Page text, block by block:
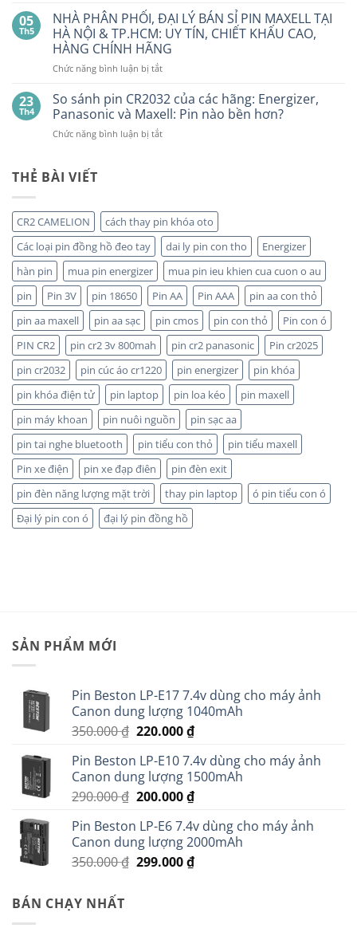
con
thỏ
giá
rẻ
ở
đâu
NGỜ?
PIN
MAXELL
CR2032S Cao
cấp
GP
LR44
Alkaline
GPA76F-
2C10
Vỉ
10
Viên
05
Th5
NHÀ PHÂN PHỐI, ĐẠI LÝ BÁN SỈ PIN MAXELL TẠI
HÀ NỘI & TP.HCM: UY TÍN, CHIẾT KHẤU CAO,
HÀNG CHÍNH HÃNG
Chức năng bình luận bị tắtở
PHÂN
PHỐI,
ĐẠI
LÝ
HÀ
NỘI
&
TP.HCM:
UY
TÍN,
CHIẾT
KHẤU
CAO,
HÀNG
CHÍNH
HÃNG
23
Th4
So sánh pin CR2032 của các hãng: Energizer,
Panasonic và Maxell: Pin nào bền hơn?
Chức năng bình luận bị tắtở
các
hãng:
Energizer,
Panasonic
và
Maxell:
Pin
nào
bền
hơn?
THẺ BÀI VIẾT
CR2 CAMELION
cách thay pin khóa oto
Các loại pin đồng hồ đeo tay
dai ly pin con tho
Energizer
hàn pin
mua pin energizer
mua pin ieu khien cua cuon o au
pin
Pin 3V pin 18650 Pin AA Pin AAA
pin aa con thỏ
pin aa maxell
pin aa sạc pin cmos pin con thỏ
Pin con ó
PIN CR2
pin cr2 3v 800mah pin cr2 panasonic
Pin cr2025
pin cr2032
pin cúc áo cr1220 pin energizer
pin khóa
pin khóa điện tử
pin laptop pin loa kéo
pin maxell
pin máy khoan
pin nuôi nguồn
pin sạc aa
pin tai nghe bluetooth
pin tiểu con thỏ
pin tiểu maxell
Pin xe điện
pin xe đạp điên
pin đèn exit
pin đèn năng lượng mặt trời
thay pin laptop
ó pin tiểu con ó
Đại lý pin con ó
đại lý pin đồng hồ
SẢN PHẨM MỚI
Pin Beston LP-E17 7.4v dùng cho máy ảnh
Canon dung lượng 1040mAh
350.000₫ Giá
là:
350.000 ₫.
220.000₫Giá
tại
là:
220.000 ₫.
Pin Beston LP-E10 7.4v dùng cho máy ảnh
Canon dung lượng 1500mAh
290.000₫ Giá
là:
290.000 ₫.
200.000₫Giá
tại
là:
200.000 ₫.
Pin Beston LP-E6 7.4v dùng cho máy ảnh
Canon dung lượng 2000mAh
350.000₫ Giá
299.000₫Giá
BÁN CHẠY NHẤT